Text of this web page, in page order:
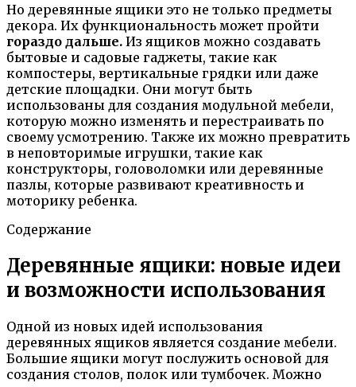
Но деревянные ящики это не только предметы
декора. Их функциональность может пройти
гораздо дальше. Из ящиков можно создавать
бытовые и садовые гаджеты, такие как
компостеры, вертикальные грядки или даже
детские площадки. Они могут быть
использованы для создания модульной мебели,
которую можно изменять и перестраивать по
своему усмотрению. Также их можно превратить
в неповторимые игрушки, такие как
конструкторы, головоломки или деревянные
пазлы, которые развивают креативность и
моторику ребенка.
Содержание
Деревянные ящики: новые идеи
и возможности использования
Одной из новых идей использования
деревянных ящиков является создание мебели.
Большие ящики могут послужить основой для
создания столов, полок или тумбочек. Можно